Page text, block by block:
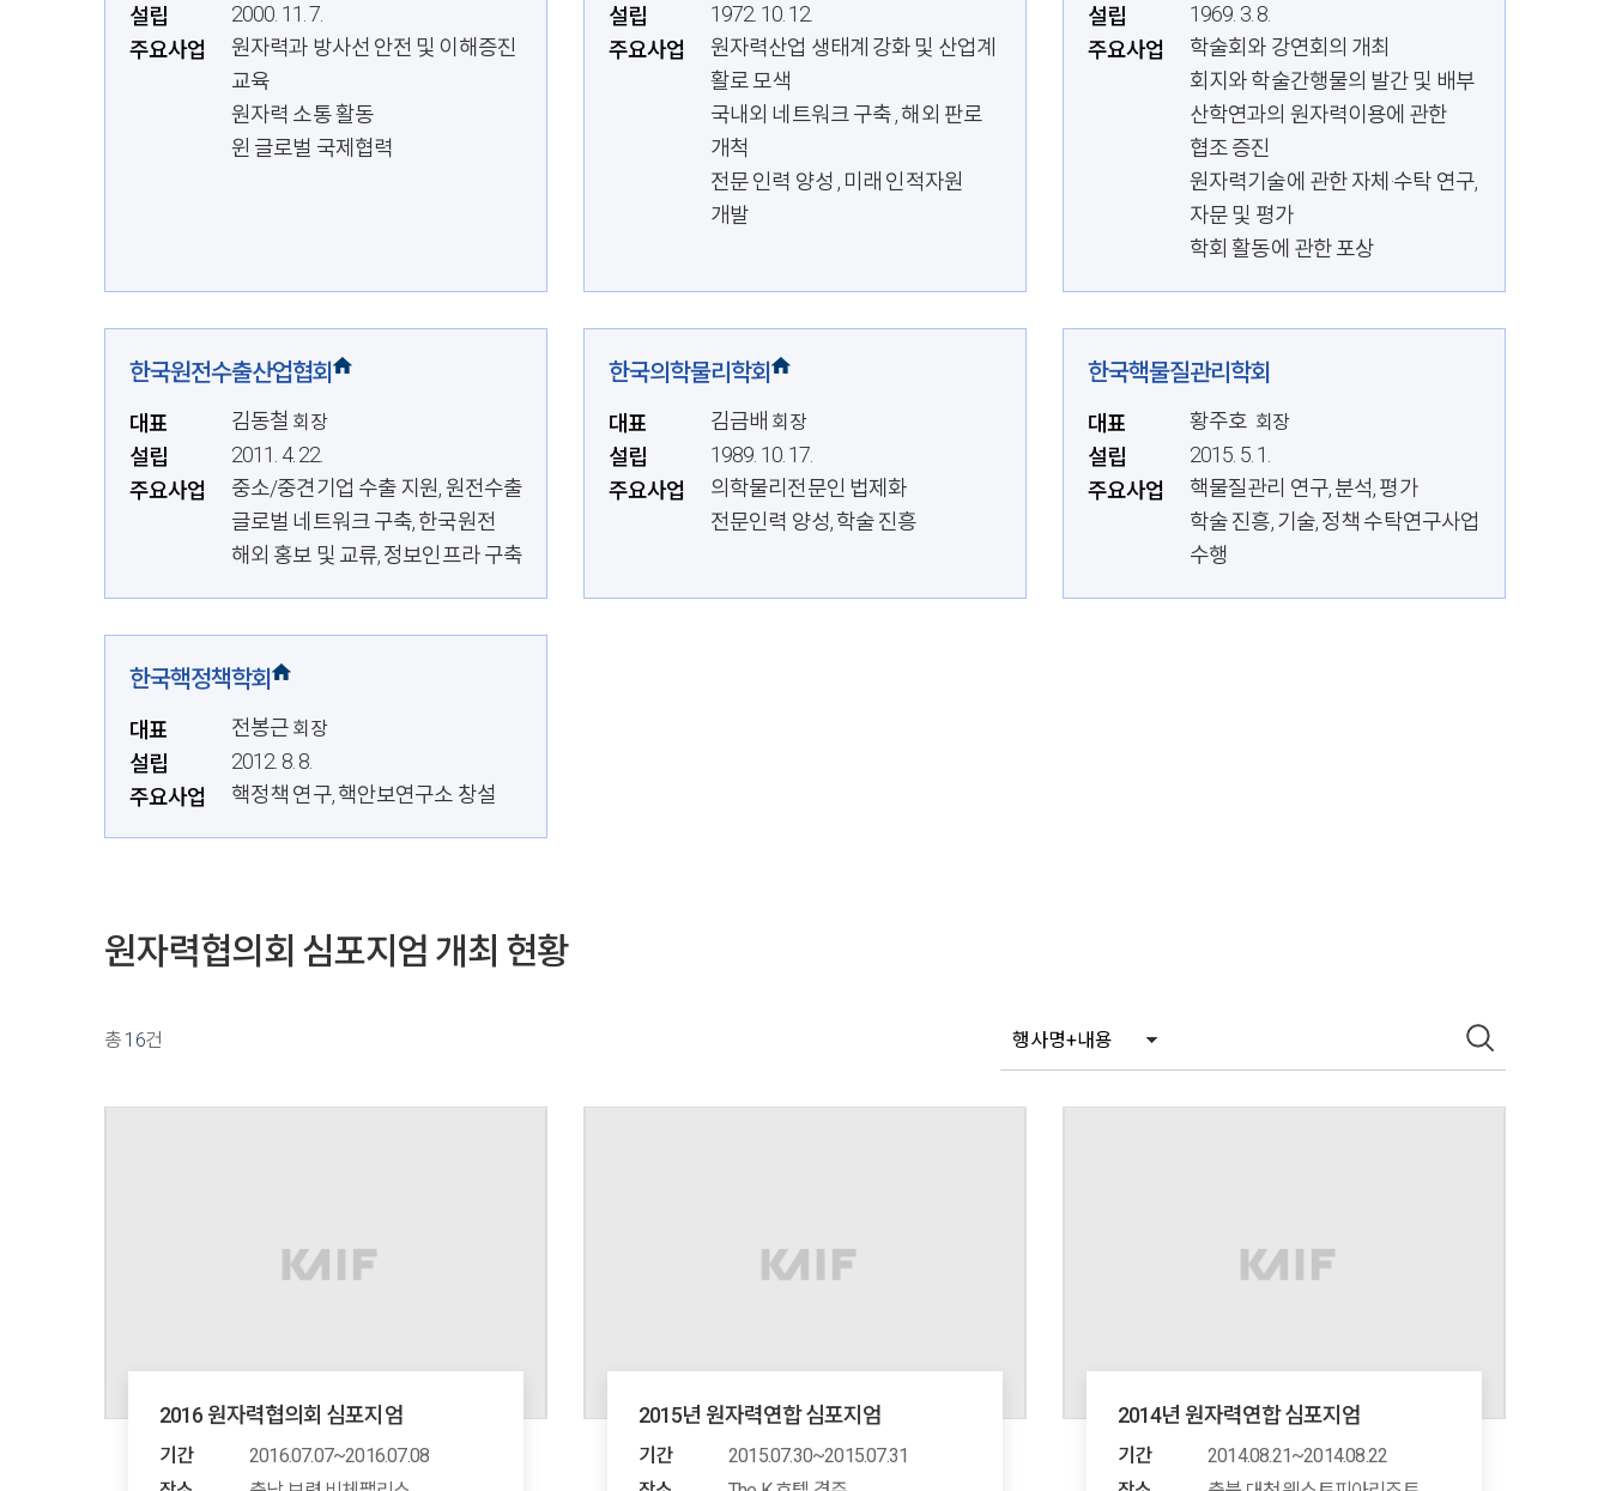
설립
2000. 11. 7.
주요사업
원자력과 방사선 안전 및 이해증진
교육
원자력 소통 활동
윈 글로벌 국제협력
설립
1972. 10. 12.
주요사업
원자력산업 생태계 강화 및 산업계
활로 모색
국내외 네트워크 구축 , 해외 판로
개척
전문 인력 양성 , 미래 인적자원
개발
설립
1969. 3. 8.
주요사업
학술회와 강연회의 개최
회지와 학술간행물의 발간 및 배부
산학연과의 원자력이용에 관한
협조 증진
원자력기술에 관한 자체·수탁 연구,
자문 및 평가
학회 활동에 관한 포상
한국원전수출산업협회
대표 김동철 회장
설립
2011. 4. 22.
주요사업
중소/중견기업 수출 지원, 원전수출
글로벌 네트워크 구축, 한국원전
해외 홍보 및 교류, 정보인프라 구축
한국의학물리학회
대표 김금배 회장
설립
1989. 10. 17.
주요사업
의학물리전문인 법제화
전문인력 양성, 학술 진흥
한국핵물질관리학회
대표 황주호 회장
설립
2015. 5. 1.
주요사업
핵물질관리 연구, 분석, 평가
학술 진흥, 기술, 정책 수탁연구사업
수행
한국핵정책학회
대표 전봉근 회장
설립
2012. 8. 8.
주요사업
핵정책 연구, 핵안보연구소 창설
원자력협의회 심포지엄 개최 현황
총 16건
2016 원자력협의회 심포지엄
기간
2016.07.07~2016.07.08
2015년 원자력연합 심포지엄
기간
2015.07.30~2015.07.31
2014년 원자력연합 심포지엄
기간
2014.08.21~2014.08.22